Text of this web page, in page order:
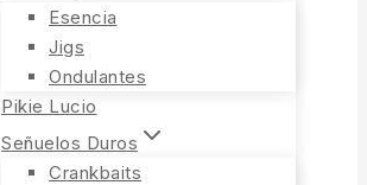
Esencia
Jigs
Ondulantes
Pikie Lucio
Señuelos Duros
Crankbaits